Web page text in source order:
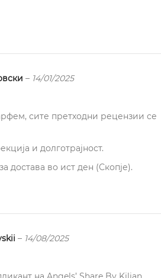
– 14/01/2025
сите претходни рецензии се
и долготрајност.
достава во ист ден (Скопје).
– 14/08/2025